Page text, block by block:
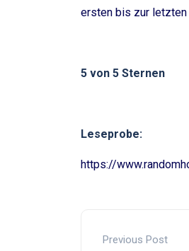
ersten bis zur letzten
5 von 5 Sternen
Leseprobe:
https://
Previous Post